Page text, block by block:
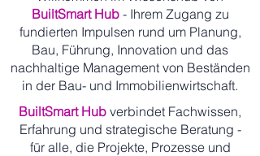
BuiltSmart Hub- Ihrem Zugang zu
fundierten Impulsen rund um Planung,
Bau, Führung, Innovation und das
nachhaltige Management von Beständen
in der Bau- und Immobilienwirtschaft.
BuiltSmart Hub verbindet Fachwissen,
Erfahrung und strategische Beratung -
für alle, die Projekte, Prozesse und